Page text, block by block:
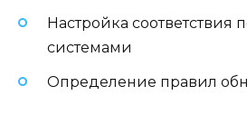
Настройка соответствия
системами
Определение правил